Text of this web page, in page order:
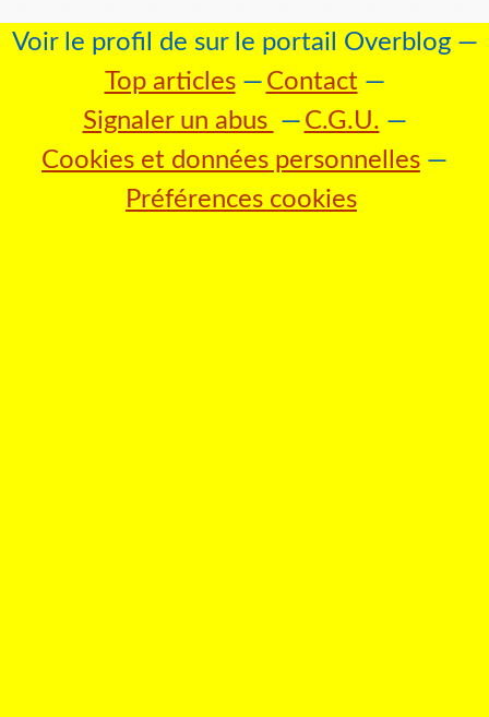
Voir le profil de sur le portail Overblog
Top articles
Contact
Signaler un abus
C.G.U.
Cookies et données personnelles
Préférences cookies